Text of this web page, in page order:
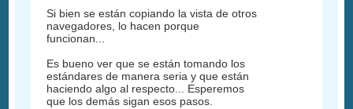
Si bien se están copiando la vista de otros
navegadores, lo hacen porque
funcionan...
Es bueno ver que se están tomando los
estándares de manera seria y que están
haciendo algo al respecto... Esperemos
que los demás sigan esos pasos.